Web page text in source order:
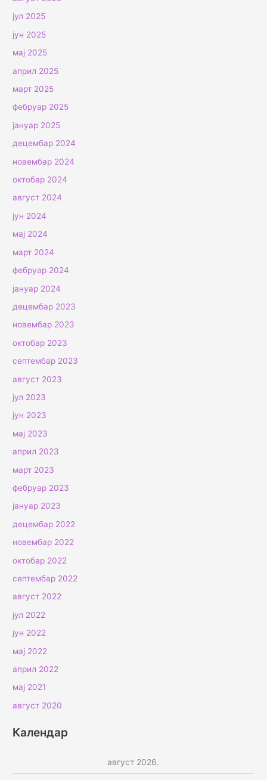
јул 2025
јун 2025
мај 2025
април 2025
март 2025
фебруар 2025
јануар 2025
децембар 2024
новембар 2024
октобар 2024
август 2024
јун 2024
мај 2024
март 2024
фебруар 2024
јануар 2024
децембар 2023
новембар 2023
октобар 2023
септембар 2023
август 2023
јул 2023
јун 2023
мај 2023
април 2023
март 2023
фебруар 2023
јануар 2023
децембар 2022
новембар 2022
октобар 2022
септембар 2022
август 2022
јул 2022
јун 2022
мај 2022
април 2022
мај 2021
август 2020
Календар
август 2026.